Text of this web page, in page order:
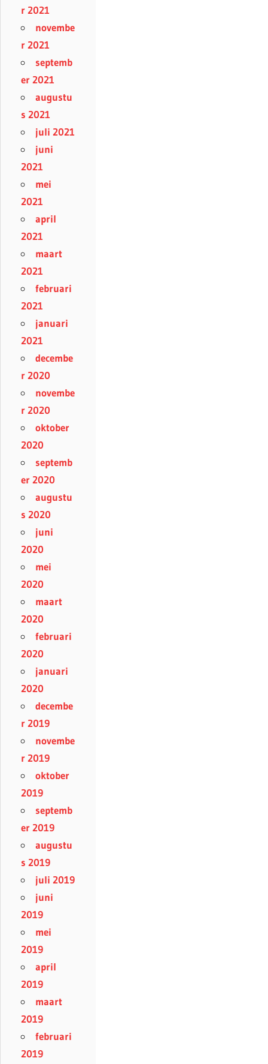
r 2021
novembe
r 2021
septemb
er 2021
augustu
s 2021
juli 2021
juni
2021
mei
2021
april
2021
maart
2021
februari
2021
januari
2021
decembe
r 2020
novembe
r 2020
oktober
2020
septemb
er 2020
augustu
s 2020
juni
2020
mei
2020
maart
2020
februari
2020
januari
2020
decembe
r 2019
novembe
r 2019
oktober
2019
septemb
er 2019
augustu
s 2019
juli 2019
juni
2019
mei
2019
april
2019
maart
2019
februari
2019